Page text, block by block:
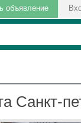
объявление
Санкт-